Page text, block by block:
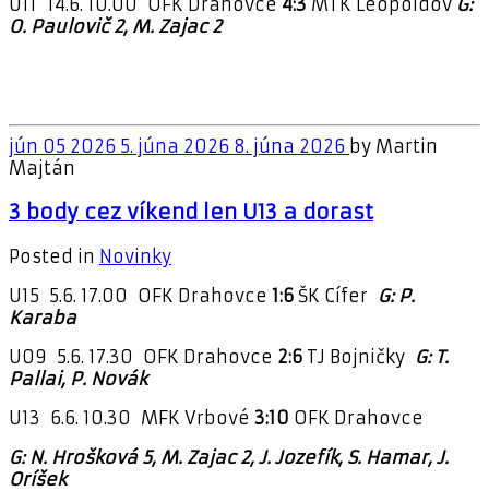
U11 14.6. 10.00 OFK Drahovce 4:3 MTK Leopoldov G:
O. Paulovič 2, M. Zajac 2
jún 05 2026 5. júna 2026 8. júna 2026 by Martin
Majtán
3 body cez víkend len U13 a dorast
Posted in Novinky
U15 5.6. 17.00 OFK Drahovce 1:6 ŠK Cífer G: P.
Karaba
U09 5.6. 17.30 OFK Drahovce 2:6 TJ Bojničky G: T.
Pallai, P. Novák
U13 6.6. 10.30 MFK Vrbové 3:10 OFK Drahovce
G: N. Hrošková 5, M. Zajac 2, J. Jozefík, S. Hamar, J.
Oríšek